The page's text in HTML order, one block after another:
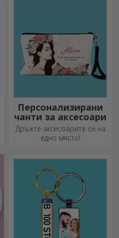
Персонализирани
чанти за аксесоари
Дръжте аксесоарите си на
едно място!